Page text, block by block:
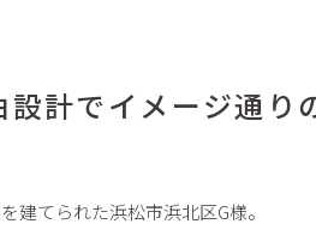
設計でイメージ通
建てられた浜松市浜北区G様。